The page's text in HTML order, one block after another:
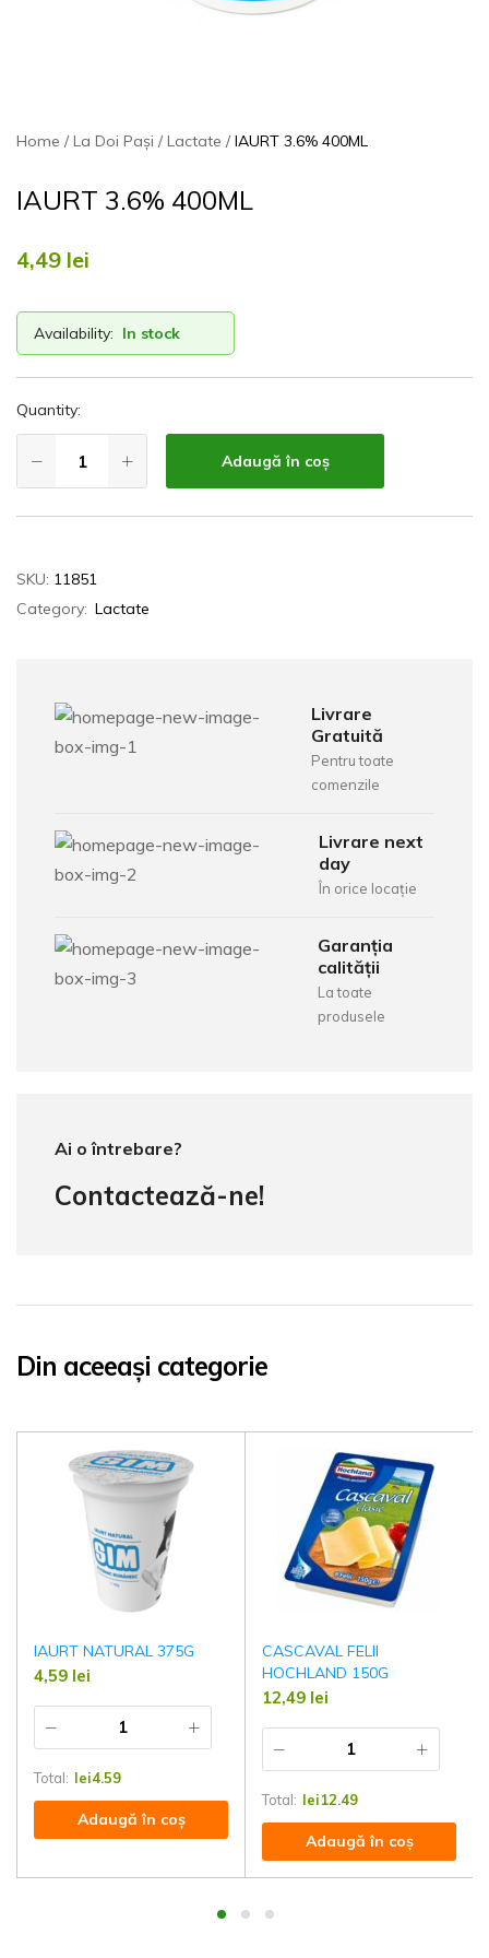
Home La Doi Pași Lactate IAURT 3.6% 400ML
IAURT 3.6% 400ML
4,49 lei
Availability: In stock
Quantity:
Adaugă în coș
SKU: 11851
Category: Lactate
Livrare
Gratuită
Pentru toate
comenzile
Livrare next
day
În orice locație
Garanția
calității
La toate
produsele
Ai o întrebare?
Contactează-ne!
Din aceeași categorie
IAURT NATURAL 375G
4,59 lei
Total: lei4.59
Adaugă în coș
CASCAVAL FELII
HOCHLAND 150G
12,49 lei
Total: lei12.49
Adaugă în coș